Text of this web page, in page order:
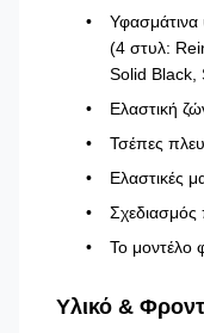
(4 στυλ:
Solid Black,
Ελαστική
Τσέπες
Ελαστικές
Το μοντέλο
Υλικό &